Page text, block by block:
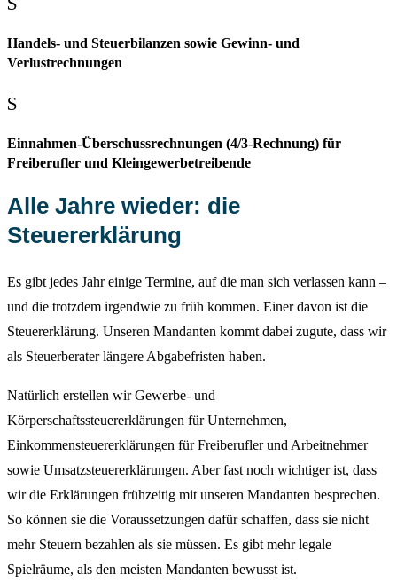
Handels- und Steuerbilanzen sowie Gewinn- und
Verlustrechnungen
$
Einnahmen-Überschussrechnungen (4/3-Rechnung) für
Freiberufler und Kleingewerbetreibende
Alle Jahre wieder: die
Steuererklärung
Es gibt jedes Jahr einige Termine, auf die man sich verlassen kann –
und die trotzdem irgendwie zu früh kommen. Einer davon ist die
Steuererklärung. Unseren Mandanten kommt dabei zugute, dass wir
als Steuerberater längere Abgabefristen haben.
Natürlich erstellen wir Gewerbe- und
Körperschaftssteuererklärungen für Unternehmen,
Einkommensteuererklärungen für Freiberufler und Arbeitnehmer
sowie Umsatzsteuererklärungen. Aber fast noch wichtiger ist, dass
wir die Erklärungen frühzeitig mit unseren Mandanten besprechen.
So können sie die Voraussetzungen dafür schaffen, dass sie nicht
mehr Steuern bezahlen als sie müssen. Es gibt mehr legale
Spielräume, als den meisten Mandanten bewusst ist.